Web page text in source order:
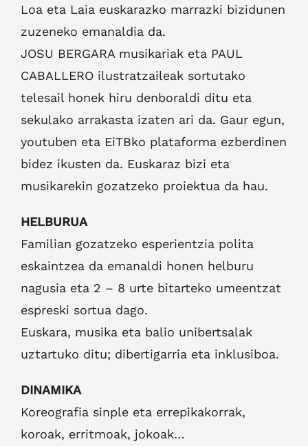
Loa eta Laia euskarazko marrazki bizidunen
zuzeneko emanaldia da.
JOSU BERGARA musikariak eta PAUL
CABALLERO ilustratzaileak sortutako
telesail honek hiru denboraldi ditu eta
sekulako arrakasta izaten ari da. Gaur egun,
youtuben eta EiTBko plataforma ezberdinen
bidez ikusten da. Euskaraz bizi eta
musikarekin gozatzeko proiektua da hau.
HELBURUA
Familian gozatzeko esperientzia polita
eskaintzea da emanaldi honen helburu
nagusia eta 2 – 8 urte bitarteko umeentzat
espreski sortua dago.
Euskara, musika eta balio unibertsalak
uztartuko ditu; dibertigarria eta inklusiboa.
DINAMIKA
Koreografia sinple eta errepikakorrak,
koroak, erritmoak, jokoak…